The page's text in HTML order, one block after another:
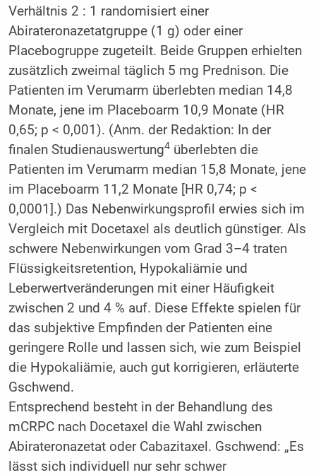
Verhältnis 2 : 1 randomisiert einer
Abirateronazetatgruppe (1 g) oder einer
Placebogruppe zugeteilt. Beide Gruppen erhielten
zusätzlich zweimal täglich 5 mg Prednison. Die
Patienten im Verumarm überlebten median 14,8
Monate, jene im Placeboarm 10,9 Monate (HR
0,65; p < 0,001). (Anm. der Redaktion: In der
finalen Studienauswertung4überlebten die
Patienten im Verumarm median 15,8 Monate, jene
im Placeboarm 11,2 Monate [HR 0,74; p <
0,0001].) Das Nebenwirkungsprofil erwies sich im
Vergleich mit Docetaxel als deutlich günstiger. Als
schwere Nebenwirkungen vom Grad 3–4 traten
Flüssigkeitsretention, Hypokaliämie und
Leberwertveränderungen mit einer Häufigkeit
zwischen 2 und 4 % auf. Diese Effekte spielen für
das subjektive Empfinden der Patienten eine
geringere Rolle und lassen sich, wie zum Beispiel
die Hypokaliämie, auch gut korrigieren, erläuterte
Gschwend.
Entsprechend besteht in der Behandlung des
mCRPC nach Docetaxel die Wahl zwischen
Abirateronazetat oder Cabazitaxel. Gschwend: „Es
lässt sich individuell nur sehr schwer